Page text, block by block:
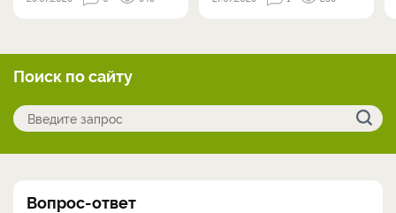
Поиск по сайту
Вопрос-ответ